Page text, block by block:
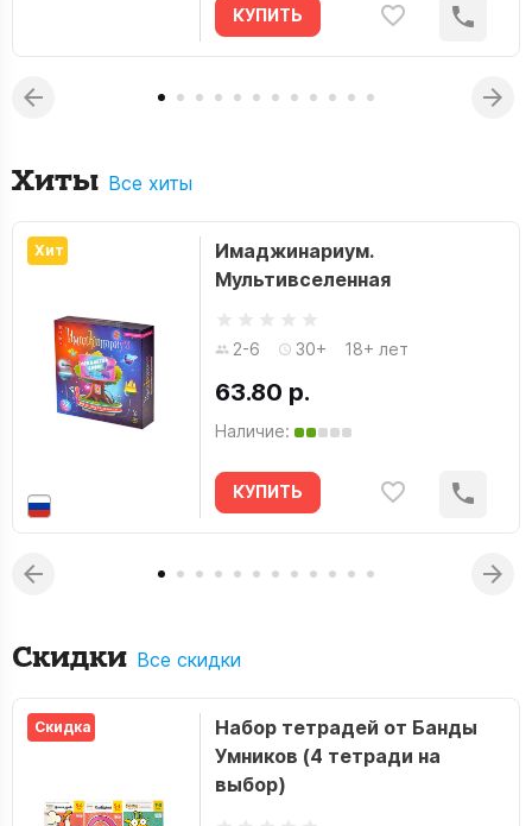
КУПИТЬ
Хиты Все хиты
Хит
Имаджинариум.
Мультивселенная
2-6 30+ 18+ лет
63.80 р.
Наличие:
КУПИТЬ
Скидки Все скидки
Скидка
Набор тетрадей от Банды
Умников (4 тетради на
выбор)